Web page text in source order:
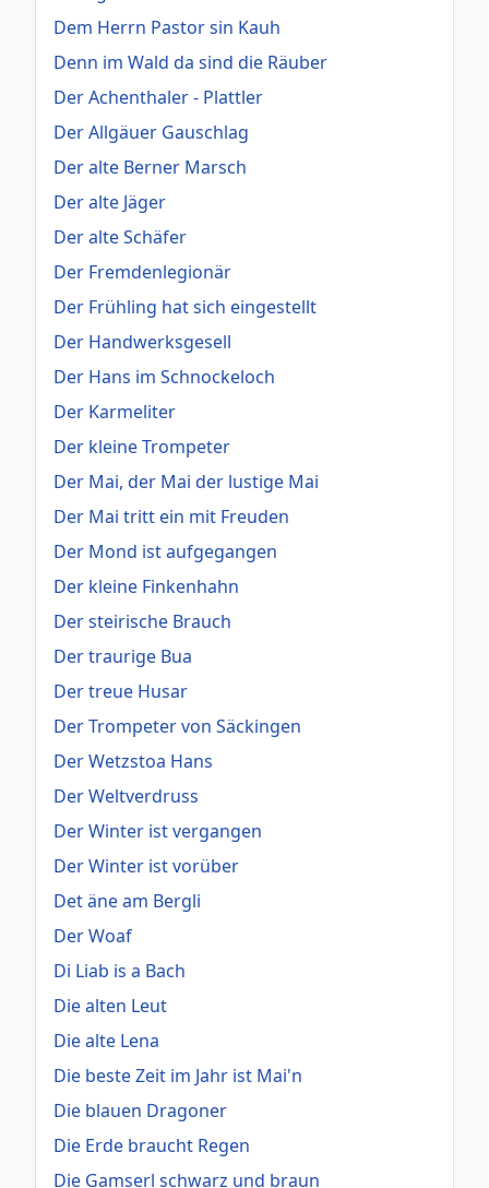
Dem Herrn Pastor sin Kauh
Denn im Wald da sind die Räuber
Der Achenthaler - Plattler
Der Allgäuer Gauschlag
Der alte Berner Marsch
Der alte Jäger
Der alte Schäfer
Der Fremdenlegionär
Der Frühling hat sich eingestellt
Der Handwerksgesell
Der Hans im Schnockeloch
Der Karmeliter
Der kleine Trompeter
Der Mai, der Mai der lustige Mai
Der Mai tritt ein mit Freuden
Der Mond ist aufgegangen
Der kleine Finkenhahn
Der steirische Brauch
Der traurige Bua
Der treue Husar
Der Trompeter von Säckingen
Der Wetzstoa Hans
Der Weltverdruss
Der Winter ist vergangen
Der Winter ist vorüber
Det äne am Bergli
Der Woaf
Di Liab is a Bach
Die alten Leut
Die alte Lena
Die beste Zeit im Jahr ist Mai'n
Die blauen Dragoner
Die Erde braucht Regen
Die Gamserl schwarz und braun